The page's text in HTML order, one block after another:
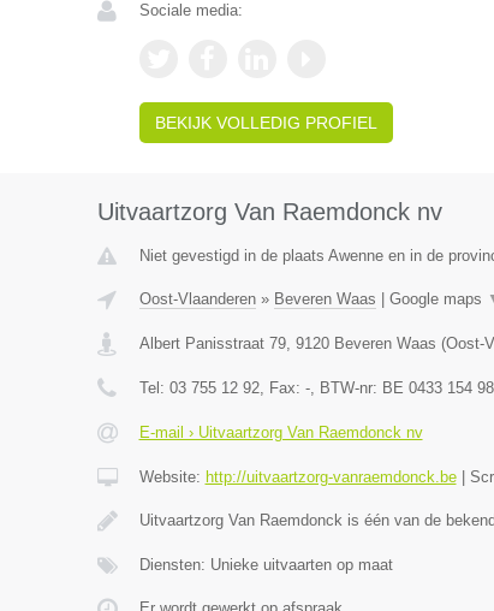
Sociale media:
BEKIJK VOLLEDIG PROFIEL
Uitvaartzorg Van Raemdonck nv
Niet gevestigd in de plaats Awenne en in de
Oost-Vlaanderen» Beveren Waas Google maps
Albert Panisstraat 79, 9120 Beveren Waas (Oost-
Tel: 03 755 12 92, Fax: -, BTW-nr: BE 0433 154
E-mail › Uitvaartzorg Van Raemdonck nv
Website: http://uitvaartzorg-vanraemdonck.be|
Uitvaartzorg Van Raemdonck is één van de
Diensten: Unieke uitvaarten op maat